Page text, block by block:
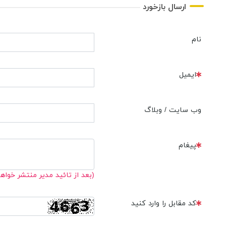
ارسال بازخورد
نام
ایمیل
وب سایت / وبلاگ
پیغام
(بعد از تائید مدیر منتشر
کد مقابل را وارد کنید